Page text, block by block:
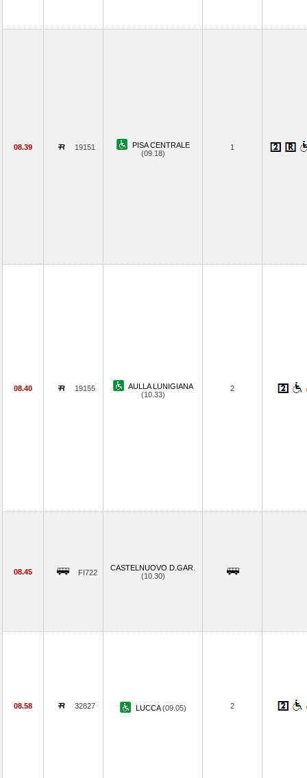
08.39 19151
PISA CENTRALE
(09.18)
1
08.40 19155
AULLA LUNIGIANA
(10.33)
2
08.45 FI722
CASTELNUOVO D.GAR.
(10.30)
08.58 32827 LUCCA(09.05) 2